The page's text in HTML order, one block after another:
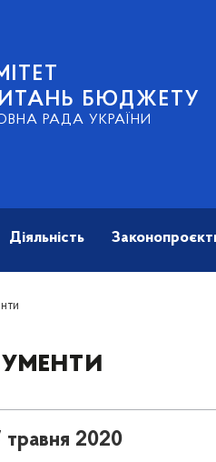
БЮДЖЕТУ
РАДА УКРАЇНИ
Діяльність
травня 2020